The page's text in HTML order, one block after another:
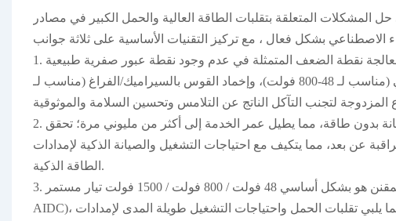
المشكلات المتعلقة بتقلبات الطاقة العالية والحمل الكبير في مصادر
الاصطناعي بشكل فعال
1. تقنية إخماد القوس الكهربائي للتيار المستمر عالي الجهد: بهدف معالجة نقطة الضعف المتمثلة في عدم وجود نقطة عبور صفرية طبيعية
لأقواس التيار المستمر، يتم اعتماد إخماد القوس بالنفخ المغناطيسي (مناسب لـ 48-800 فولت)، وإخماد القوس بالسيراميك/الفراغ (مناسب لـ
2. التحكم الذكي والتصميم الموثوق: تحقق تقنية الإغلاق الميكانيكي صيانة بدون طاقة، مما يطيل عمر الخدمة إلى أكثر من مليوني مرة؛ تحقق
عن بعد، مما يتكيف مع احتياجات التشغيل والصيانة الذكية لإمدادات
الطاقة الذكية.
3. تكييف المعلمات الأساسية: الجهد المقنن هو بشكل أساسي 48 فولت / 800 فولت / 1500 فولت تيار مستمر (800 فولت هو التيار السائد لـ
AIDC)، والتيار المقنن هو 20-1000 أمبير، وقدرة القطع هي 10-50 كيلو أمبير، مما يلبي تقلبات الحمل واحتياجات التشغيل طويلة المدى لإمدادات